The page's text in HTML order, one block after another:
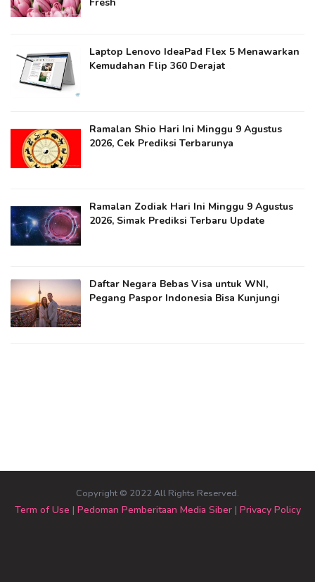
Laptop Lenovo IdeaPad Flex 5 Menawarkan
Kemudahan Flip 360 Derajat
Ramalan Shio Hari Ini Minggu 9 Agustus
2026, Cek Prediksi Terbarunya
Ramalan Zodiak Hari Ini Minggu 9 Agustus
2026, Simak Prediksi Terbaru Update
Daftar Negara Bebas Visa untuk WNI,
Pegang Paspor Indonesia Bisa Kunjungi
Copyright © 2022 All Rights Reserved.
Term of Use | Pedoman Pemberitaan Media Siber| Privacy Policy